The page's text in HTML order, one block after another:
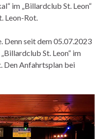
im „Billardclub St. Leon“
Leon-Rot.
Denn seit dem 05.07.2023
St. Leon“ im
Den Anfahrtsplan bei